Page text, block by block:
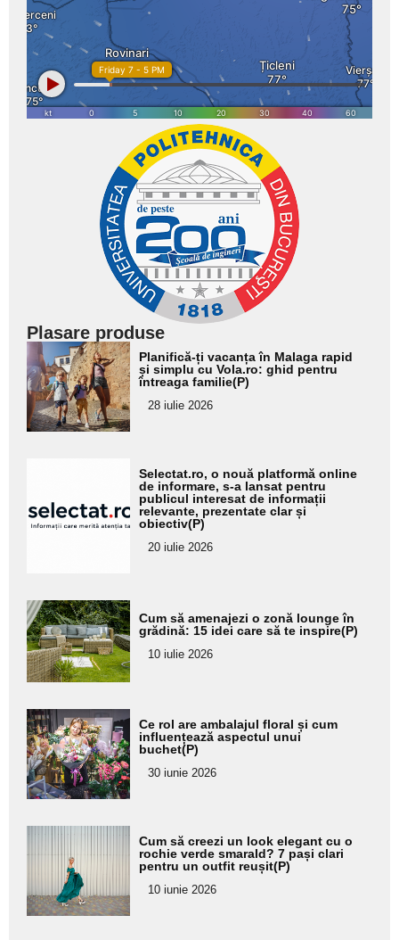
Plasare produse
Adaugă
aici textul
pentru
subtitlu
Planifică-ți vacanța în Malaga rapid
și simplu cu Vola.ro: ghid pentru
întreaga familie(P)
28 iulie 2026
pentru
subtitlu
Selectat.ro, o nouă platformă online
de informare, s-a lansat pentru
publicul interesat de informații
relevante, prezentate clar și
obiectiv(P)
20 iulie 2026
Adaugă
aici textul
pentru
subtitlu
Cum să amenajezi o zonă lounge în
grădină: 15 idei care să te inspire(P)
10 iulie 2026
Adaugă
aici textul
pentru
subtitlu
Ce rol are ambalajul floral și cum
influențează aspectul unui
buchet(P)
30 iunie 2026
Adaugă
aici textul
pentru
subtitlu
Cum să creezi un look elegant cu o
rochie verde smarald? 7 pași clari
pentru un outfit reușit(P)
10 iunie 2026